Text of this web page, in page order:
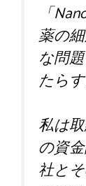
「
薬の
な問
たら
私は
の資
社と